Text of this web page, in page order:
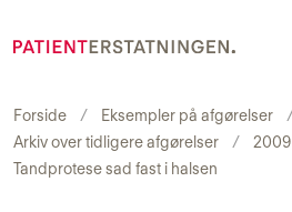
Forside
Eksempler på afgørelser
Arkiv over tidligere afgørelser
2009
Tandprotese sad fast i halsen